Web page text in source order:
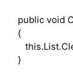
public void
{
this
}